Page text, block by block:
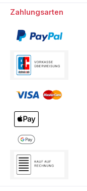
Zahlungsarten